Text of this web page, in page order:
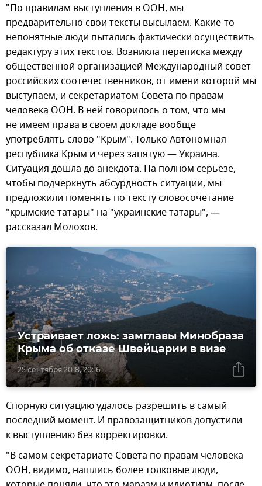
"По правилам выступления в ООН, мы
предварительно свои тексты высылаем. Какие-то
непонятные люди пытались фактически осуществить
редактуру этих текстов. Возникла переписка между
общественной организацией Международный совет
российских соотечественников, от имени которой мы
выступаем, и секретариатом Совета по правам
человека ООН. В ней говорилось о том, что мы
не имеем права в своем докладе вообще
употреблять слово "Крым". Только Автономная
республика Крым и через запятую — Украина.
Ситуация дошла до анекдота. На полном серьезе,
чтобы подчеркнуть абсурдность ситуации, мы
предложили поменять по тексту словосочетание
"крымские татары" на "украинские татары", —
рассказал Молохов.
25 сентября 2018, 20:16
Устраивает ложь: замглавы Минобраза
Крыма об отказе Швейцарии в визе
Спорную ситуацию удалось разрешить в самый
последний момент. И правозащитников допустили
к выступлению без корректировки.
"В самом секретариате Совета по правам человека
ООН, видимо, нашлись более толковые люди,